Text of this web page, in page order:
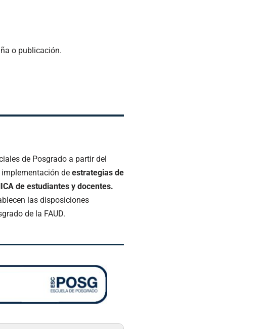
o publicación.
de Posgrado a partir del
de estrategias de
de estudiantes y docentes.
las disposiciones
de la FAUD.